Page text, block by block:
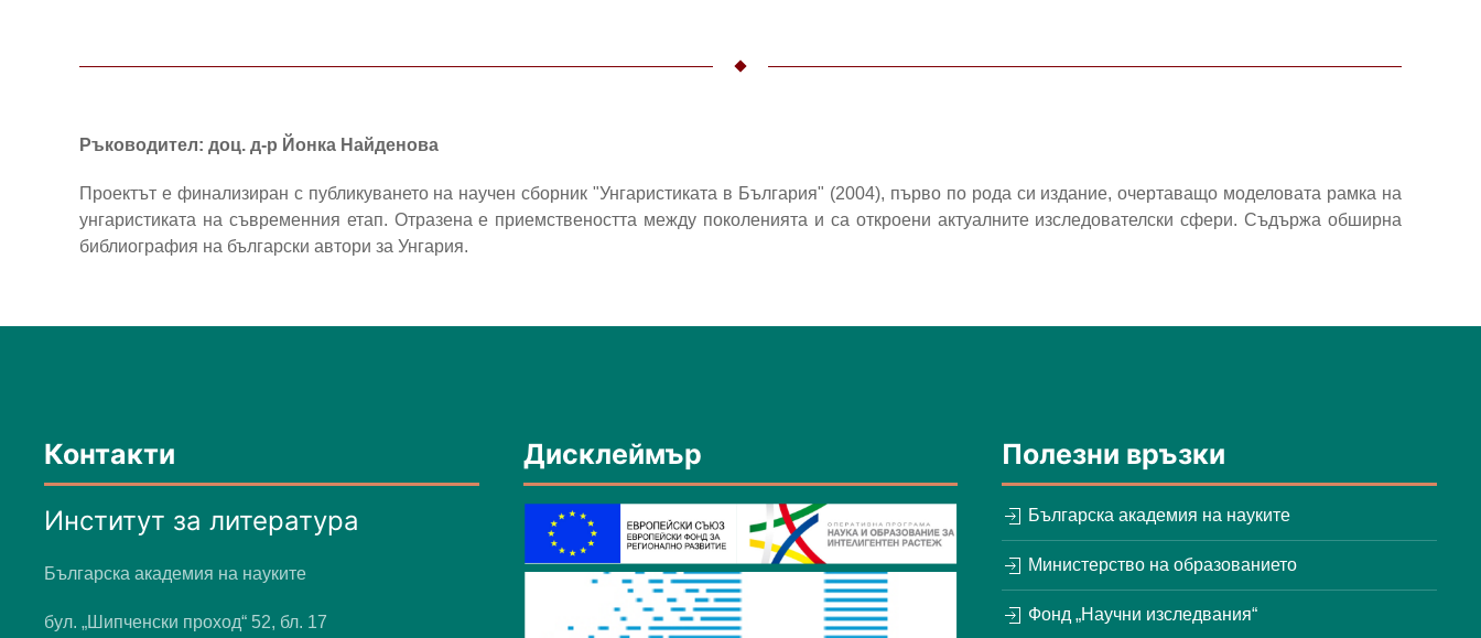
Ръководител: доц. д-р Йонка Найденова
Проектът е финализиран с публикуването на научен сборник "Унгаристиката в България" (2004), първо по рода си издание, очертаващо моделовата рамка на
унгаристиката на съвременния етап. Отразена е приемствеността между поколенията и са откроени актуалните изследователски сфери. Съдържа обширна
библиография на български автори за Унгария.
Контакти
Институт за литература
Българска академия на науките
бул. „Шипченски проход“ 52, бл. 17
Дисклеймър Полезни връзки
Българска академия на науките
Министерство на образованието
Фонд „Научни изследвания“